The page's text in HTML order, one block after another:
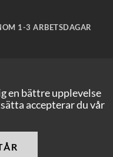
1-3 ARBETSDAGAR
CHECKOUT!
reserverade.
en bättre upplevelse
accepterar du vår